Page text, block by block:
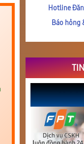
Hotline
Báo hỏng